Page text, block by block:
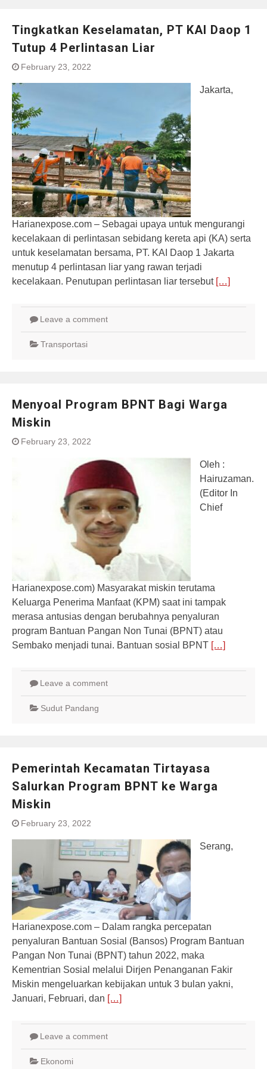
Tingkatkan Keselamatan, PT KAI Daop 1
Tutup 4 Perlintasan Liar
February 23, 2022
Jakarta,
Harianexpose.com – Sebagai upaya untuk mengurangi
kecelakaan di perlintasan sebidang kereta api (KA) serta
untuk keselamatan bersama, PT. KAI Daop 1 Jakarta
menutup 4 perlintasan liar yang rawan terjadi
kecelakaan. Penutupan perlintasan liar tersebut […]
Leave a comment
Transportasi
Menyoal Program BPNT Bagi Warga
Miskin
February 23, 2022
Oleh :
Hairuzaman.
(Editor In
Chief
Harianexpose.com) Masyarakat miskin terutama
Keluarga Penerima Manfaat (KPM) saat ini tampak
merasa antusias dengan berubahnya penyaluran
program Bantuan Pangan Non Tunai (BPNT) atau
Sembako menjadi tunai. Bantuan sosial BPNT […]
Leave a comment
Sudut Pandang
Pemerintah Kecamatan Tirtayasa
Salurkan Program BPNT ke Warga
Miskin
February 23, 2022
Serang,
Harianexpose.com – Dalam rangka percepatan
penyaluran Bantuan Sosial (Bansos) Program Bantuan
Pangan Non Tunai (BPNT) tahun 2022, maka
Kementrian Sosial melalui Dirjen Penanganan Fakir
Miskin mengeluarkan kebijakan untuk 3 bulan yakni,
Januari, Februari, dan […]
Leave a comment
Ekonomi